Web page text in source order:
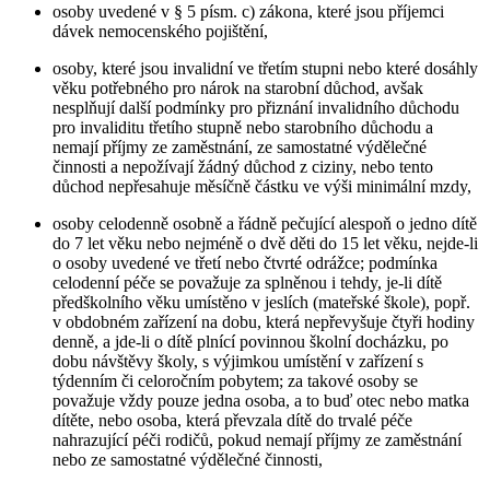
osoby uvedené v § 5 písm. c) zákona, které jsou příjemci
dávek nemocenského pojištění,
osoby, které jsou invalidní ve třetím stupni nebo které dosáhly
věku potřebného pro nárok na starobní důchod, avšak
nesplňují další podmínky pro přiznání invalidního důchodu
pro invaliditu třetího stupně nebo starobního důchodu a
nemají příjmy ze zaměstnání, ze samostatné výdělečné
činnosti a nepožívají žádný důchod z ciziny, nebo tento
důchod nepřesahuje měsíčně částku ve výši minimální mzdy,
osoby celodenně osobně a řádně pečující alespoň o jedno dítě
do 7 let věku nebo nejméně o dvě děti do 15 let věku, nejde-li
o osoby uvedené ve třetí nebo čtvrté odrážce; podmínka
celodenní péče se považuje za splněnou i tehdy, je-li dítě
předškolního věku umístěno v jeslích (mateřské škole), popř.
v obdobném zařízení na dobu, která nepřevyšuje čtyři hodiny
denně, a jde-li o dítě plnící povinnou školní docházku, po
dobu návštěvy školy, s výjimkou umístění v zařízení s
týdenním či celoročním pobytem; za takové osoby se
považuje vždy pouze jedna osoba, a to buď otec nebo matka
dítěte, nebo osoba, která převzala dítě do trvalé péče
nahrazující péči rodičů, pokud nemají příjmy ze zaměstnání
nebo ze samostatné výdělečné činnosti,